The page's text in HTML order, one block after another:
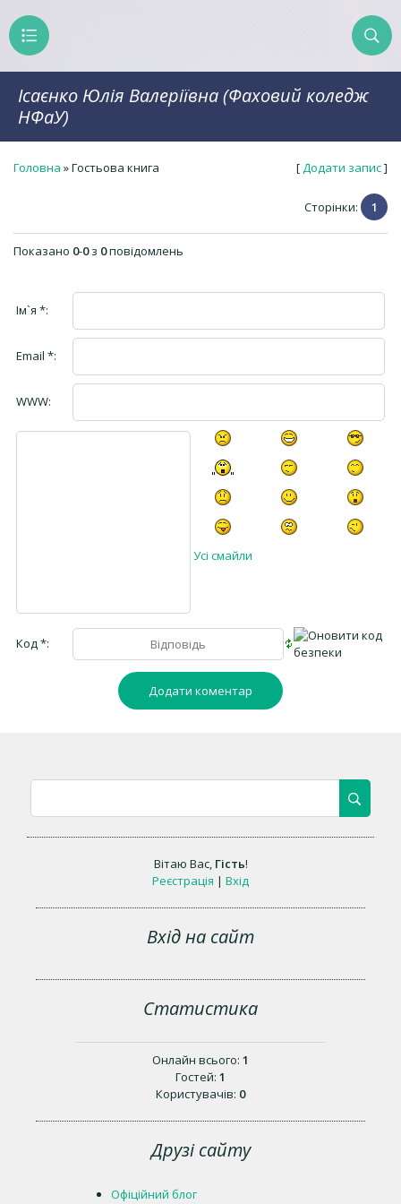
Ісаєнко Юлія Валеріївна (Фаховий коледж
НФаУ)
Головна »Гостьова книга [Додати запис]
Сторінки: 1
Показано 0-0з 0повідомлень
Ім`я *:
Email *:
WWW:
Усі смайли
Код *:
Вітаю Вас, Гість!
Реєстрація | Вхід
Вхід на сайт
Статистика
Онлайн всього: 1
Гостей: 1
Користувачів: 0
Друзі сайту
Офіційний блог